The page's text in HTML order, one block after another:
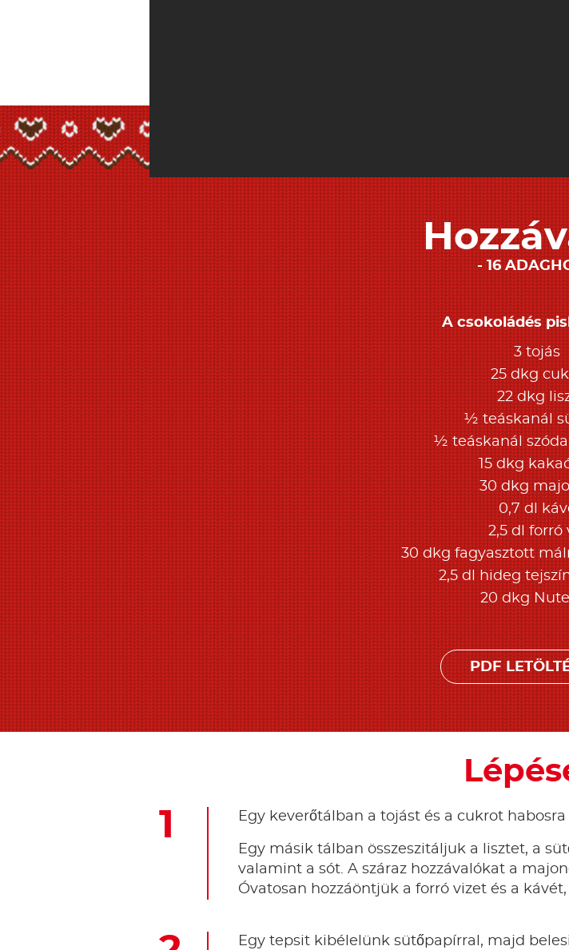
16
A csokoládés
3 tojás
25 dkg
22 dkg
½ teáskanál
½ teáskanál
15 dkg
30 dkg
0,7 dl
2,5 dl forró
30 dkg fagyasztott
2,5 dl hideg
20 dkg
PDF
Egy keverőtálban a tojást és a cukrot
Egy másik tálban összeszitáljuk a lisztet, a
valamint a sót. A száraz hozzávalókat a
Óvatosan hozzáöntjük a forró vizet és a
Egy tepsit kibélelünk sütőpapírral, majd